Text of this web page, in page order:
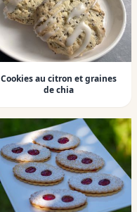
Cookies au citron et graines
de chia